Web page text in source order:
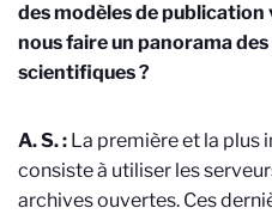
des modèles de
nous faire un panorama
scientifiques ?
A. S. : La première et la plus
consiste à utiliser les
archives ouvertes. Ces